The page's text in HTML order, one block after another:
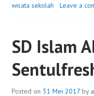
wisata sekolah
Leave a
SD Islam
Posted on 31 Mei 2017 by